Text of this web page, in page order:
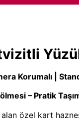
Korumalı |
– Pratik
alan özel kart